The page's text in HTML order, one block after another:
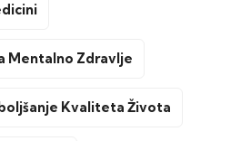
Mentalno Zdravlje
Kvaliteta Života